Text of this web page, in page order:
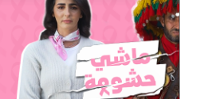
HAMMOUDI
DESIGNER
SAWSANE LAHBIBI
PRODUCTION